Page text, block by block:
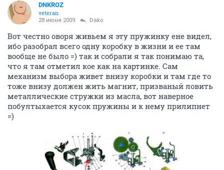
DNKROZ
veteran
28 июня 2009 Dako
Вот честно оворя живьем я эту пружинку ене видел,
ибо разобрал всего одну коробку в жизни и ее там
вообще не было =) так и собрали я так понимаю та,
что я там отметил кое как на картинке. Сам
механизм выбора живет внизу коробки и там где то
тоже внизу должен жить магнит, призваный ловить
металлические стружки из масла, вот наверное
побултыхается кусок пружины и к нему прилипнет
=)